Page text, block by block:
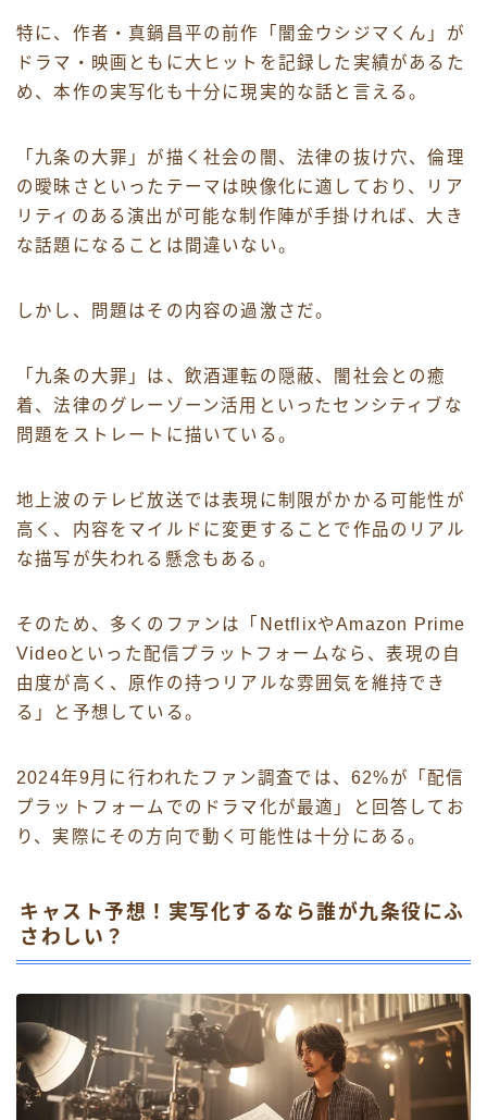
特に、作者・真鍋昌平の前作「闇金ウシジマくん」が
ドラマ・映画ともに大ヒットを記録した実績があるた
め、本作の実写化も十分に現実的な話と言える。
「九条の大罪」が描く社会の闇、法律の抜け穴、倫理
の曖昧さといったテーマは映像化に適しており、リア
リティのある演出が可能な制作陣が手掛ければ、大き
な話題になることは間違いない。
しかし、問題はその内容の過激さだ。
「九条の大罪」は、飲酒運転の隠蔽、闇社会との癒
着、法律のグレーゾーン活用といったセンシティブな
問題をストレートに描いている。
地上波のテレビ放送では表現に制限がかかる可能性が
高く、内容をマイルドに変更することで作品のリアル
な描写が失われる懸念もある。
そのため、多くのファンは「NetflixやAmazon Prime
Videoといった配信プラットフォームなら、表現の自
由度が高く、原作の持つリアルな雰囲気を維持でき
る」と予想している。
2024年9月に行われたファン調査では、62%が「配信
プラットフォームでのドラマ化が最適」と回答してお
り、実際にその方向で動く可能性は十分にある。
キャスト予想！実写化するなら誰が九条役にふ
さわしい？